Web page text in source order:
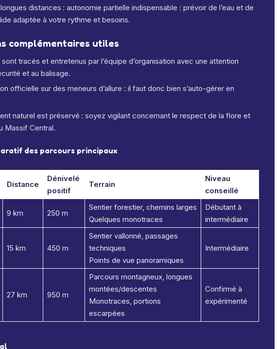
distances : autonomie partielle indispensable : prévoir de l’eau et de
adaptée à votre rythme et besoins.
complémentaires utiles
tracés et entretenus par l’équipe d’organisation avec une attention
et au balisage.
officielle sur des meneurs d’allure : il faut donc bien s’auto-gérer en
naturel est préservé : soyez vigilant concernant le respect de la flore et
Massif Central.
des parcours principaux
Distance
Dénivelé
positif
Terrain
Niveau
conseillé
9 km 250 m
Sentier forestier, chemins larges
Quelques monotraces
Débutant à
intermédiaire
15 km 450 m
Sentier vallonné, passages
techniques
Points de vue panoramiques
Intermédiaire
27 km 950 m
Parcours montagneux, longues
montées/descentes
Monotraces, portions
escarpées
Confirmé à
expérimenté